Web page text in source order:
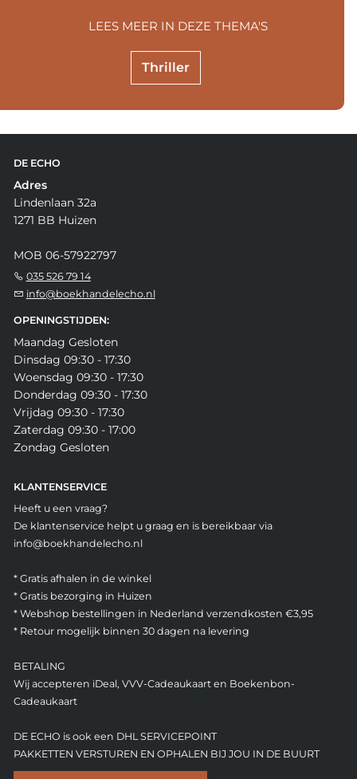
Thriller
LEES MEER IN DEZE THEMA'S
DE ECHO
Adres
Lindenlaan 32a
1271 BB Huizen
MOB 06-57922797
035 526 79 14
info@boekhandelecho.nl
OPENINGSTIJDEN:
Maandag Gesloten
Dinsdag 09:30 - 17:30
Woensdag 09:30 - 17:30
Donderdag 09:30 - 17:30
Vrijdag 09:30 - 17:30
Zaterdag 09:30 - 17:00
Zondag Gesloten
KLANTENSERVICE
Heeft u een vraag?
De klantenservice helpt u graag en is bereikbaar via
info@boekhandelecho.nl
* Gratis afhalen in de winkel
* Gratis bezorging in Huizen
* Webshop bestellingen in Nederland verzendkosten €3,95
* Retour mogelijk binnen 30 dagen na levering
BETALING
Wij accepteren iDeal, VVV-Cadeaukaart en Boekenbon-
Cadeaukaart
DE ECHO is ook een DHL SERVICEPOINT
PAKKETTEN VERSTUREN EN OPHALEN BIJ JOU IN DE BUURT